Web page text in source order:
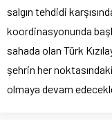
salgın tehdidi
koordinasyonunda
sahada olan Türk
şehrin her
olmaya devam